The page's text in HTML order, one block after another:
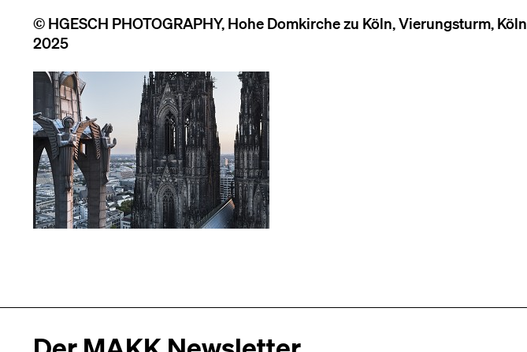
© HGESCH PHOTOGRAPHY, Hohe Domkirche zu Köln, Vierungsturm, Köln
2025